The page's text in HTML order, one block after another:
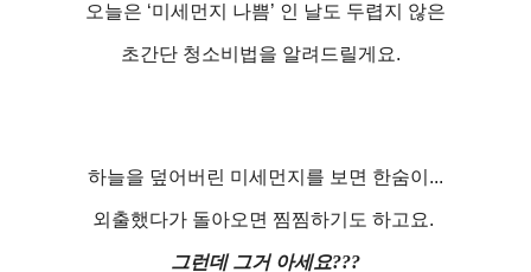
오늘은 ‘미세먼지 나쁨’ 인 날도 두렵지 않은
초간단 청소비법을 알려드릴게요.
하늘을 덮어버린 미세먼지를 보면 한숨이...
외출했다가 돌아오면 찜찜하기도 하고요.
그런데 그거 아세요???